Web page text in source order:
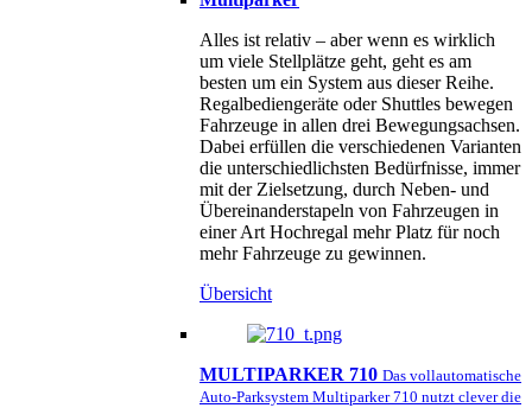
Alles ist relativ – aber wenn es wirklich
um viele Stellplätze geht, geht es am
besten um ein System aus dieser Reihe.
Regalbediengeräte oder Shuttles bewegen
Fahrzeuge in allen drei Bewegungsachsen.
Dabei erfüllen die verschiedenen Varianten
die unterschiedlichsten Bedürfnisse, immer
mit der Zielsetzung, durch Neben- und
Übereinanderstapeln von Fahrzeugen in
einer Art Hochregal mehr Platz für noch
mehr Fahrzeuge zu gewinnen.
Übersicht
MULTIPARKER 710 Das vollautomatische
Auto-Parksystem Multiparker 710 nutzt clever die